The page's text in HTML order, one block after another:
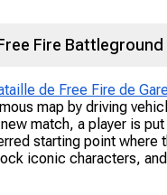
Fire Battleground
de Free Fire de
map by driving
match, a player is
starting point where
iconic characters,